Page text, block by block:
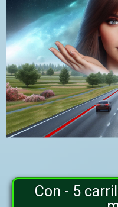
Con - 5